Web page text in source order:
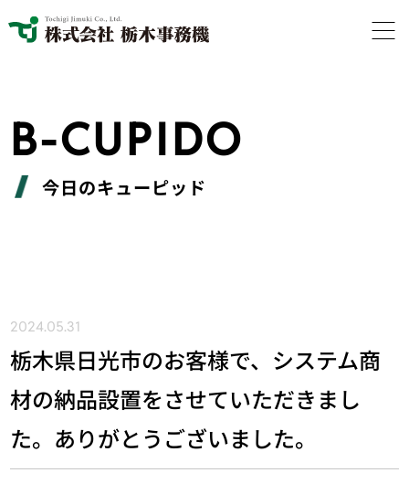
B-CUPIDO
今日のキューピッド
2024.05.31
栃木県日光市のお客様で、システム商
材の納品設置をさせていただきまし
た。ありがとうございました。